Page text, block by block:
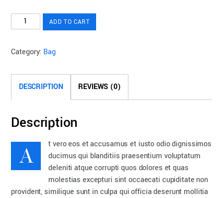
Traveling
Bag
ADD TO CART
Category: Bag
DESCRIPTION REVIEWS (0)
Description
A
t vero eos et accusamus et iusto odio dignissimos
ducimus qui blanditiis praesentium voluptatum
deleniti atque corrupti quos dolores et quas
molestias excepturi sint occaecati cupiditate non
provident, similique sunt in culpa qui officia deserunt mollitia